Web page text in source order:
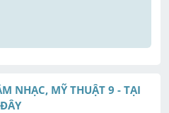
NHẠC, MỸ THUẬT 9 - TẠI
ĐÂY